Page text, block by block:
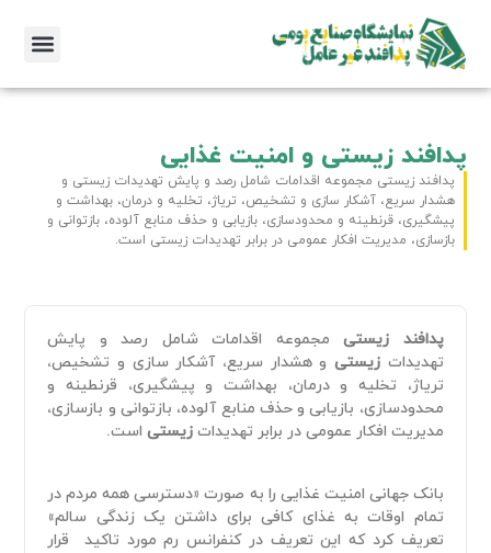
پدافند زیستی و امنیت غذایی
پدافند زیستی مجموعه اقدامات شامل رصد و پایش تهدیدات زیستی و
هشدار سریع، آشکار سازی و تشخیص، تریاژ، تخلیه و درمان، بهداشت و
پیشگیری، قرنطینه و محدودسازی، بازیابی و حذف منابع آلوده، بازتوانی و
بازسازی، مدیریت افکار عمومی در برابر تهدیدات زیستی است.
پدافند زیستیمجموعه اقدامات شامل رصد و پایش
تهدیداتزیستی و هشدار سریع، آشکار سازی و تشخیص،
تریاژ، تخلیه و درمان، بهداشت و پیشگیری، قرنطینه و
محدودسازی، بازیابی و حذف منابع آلوده، بازتوانی و بازسازی،
مدیریت افکار عمومی در برابر تهدیداتزیستی است.
بانک جهانی امنیت غذایی را به صورت «دسترسی همه مردم در
تمام اوقات به غذای کافی برای داشتن یک زندگی سالم»
تعریف کرد که این تعریف در کنفرانس رم مورد تاکید قرار